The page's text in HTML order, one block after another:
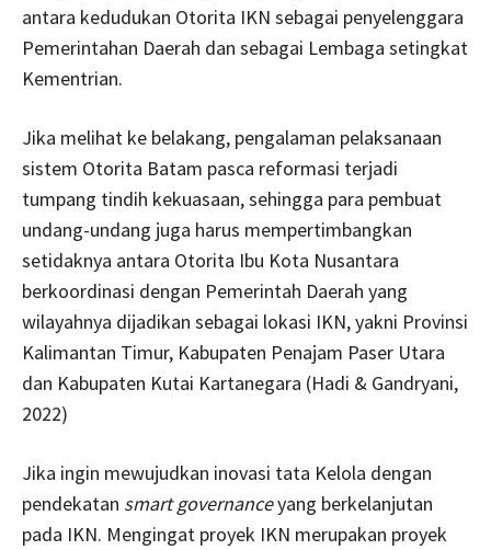
antara kedudukan Otorita IKN sebagai penyelenggara
Pemerintahan Daerah dan sebagai Lembaga setingkat
Kementrian.
Jika melihat ke belakang, pengalaman pelaksanaan
sistem Otorita Batam pasca reformasi terjadi
tumpang tindih kekuasaan, sehingga para pembuat
undang-undang juga harus mempertimbangkan
setidaknya antara Otorita Ibu Kota Nusantara
berkoordinasi dengan Pemerintah Daerah yang
wilayahnya dijadikan sebagai lokasi IKN, yakni Provinsi
Kalimantan Timur, Kabupaten Penajam Paser Utara
dan Kabupaten Kutai Kartanegara (Hadi & Gandryani,
2022)
Jika ingin mewujudkan inovasi tata Kelola dengan
pendekatan smart governanceyang berkelanjutan
pada IKN. Mengingat proyek IKN merupakan proyek